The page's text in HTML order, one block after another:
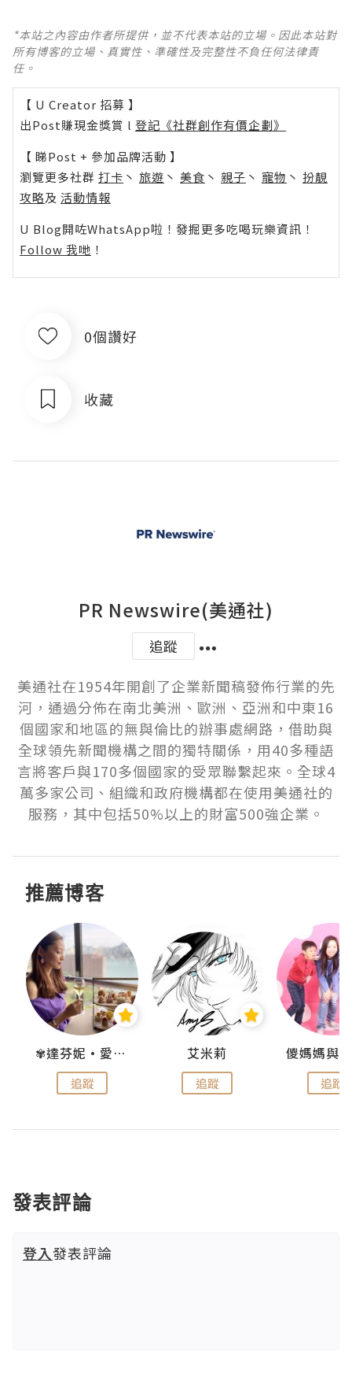
*本站之內容由作者所提供，並不代表本站的立場。因此本站對
所有博客的立場、真實性、準確性及完整性不負任何法律責
任。
【 U Creator 招募 】
出Post賺現金獎賞 l 登記《社群創作有價企劃》
【 睇Post + 參加品牌活動 】
瀏覽更多社群 打卡 丶 旅遊 丶 美食 丶 親子 丶 寵物 丶 扮靚
攻略及 活動情報
U Blog開咗WhatsApp啦！發掘更多吃喝玩樂資訊！
Follow 我哋 ！
0個讚好
收藏
PR Newswire(美通社)
追蹤
美通社在1954年開創了企業新聞稿發佈行業的先
河，通過分佈在南北美洲、歐洲、亞洲和中東16
個國家和地區的無與倫比的辦事處網路，借助與
全球領先新聞機構之間的獨特關係，用40多種語
言將客戶與170多個國家的受眾聯繫起來。全球4
萬多家公司、組織和政府機構都在使用美通社的
服務，其中包括50%以上的財富500強企業。
推薦博客
✾達芬妮•愛孩子•愛生活✾
追蹤
艾米莉
追蹤 追蹤
發表評論
登入發表評論